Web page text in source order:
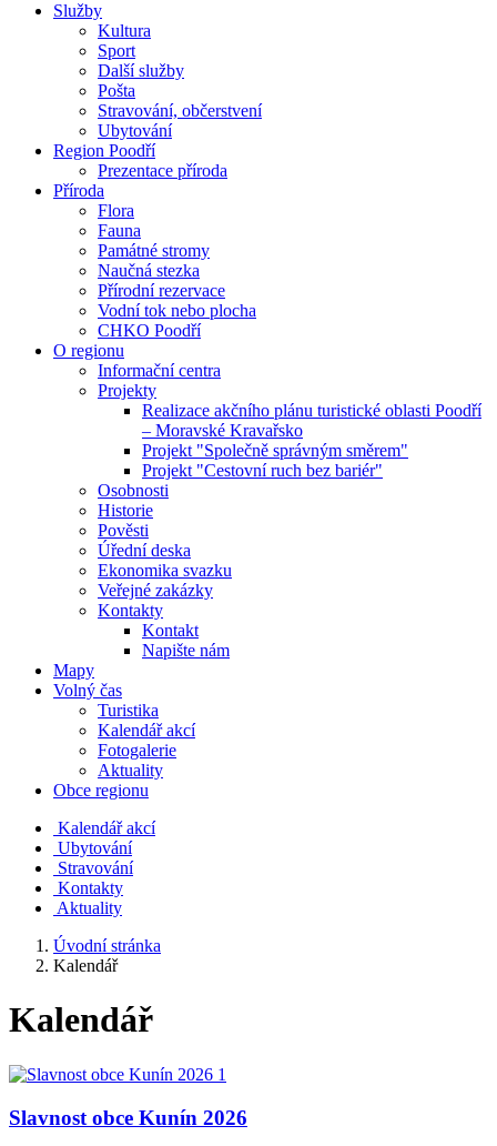
Služby
Kultura
Sport
Další služby
Pošta
Stravování, občerstvení
Ubytování
Region Poodří
Prezentace příroda
Příroda
Flora
Fauna
Památné stromy
Naučná stezka
Přírodní rezervace
Vodní tok nebo plocha
CHKO Poodří
O regionu
Informační centra
Projekty
Realizace akčního plánu turistické oblasti Poodří
– Moravské Kravařsko
Projekt "Společně správným směrem"
Projekt "Cestovní ruch bez bariér"
Osobnosti
Historie
Pověsti
Úřední deska
Ekonomika svazku
Veřejné zakázky
Kontakty
Kontakt
Napište nám
Mapy
Volný čas
Turistika
Kalendář akcí
Fotogalerie
Aktuality
Obce regionu
Kalendář akcí
Ubytování
Stravování
Kontakty
Aktuality
Úvodní stránka
Kalendář
Kalendář
Slavnost obce Kunín 2026